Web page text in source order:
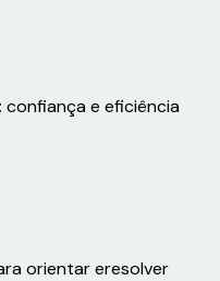
e eficiência
orientar eresolver